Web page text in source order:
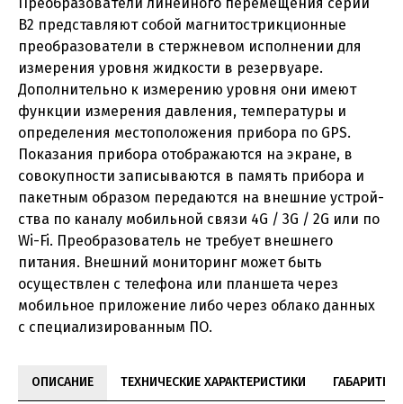
B2 представляют собой магнитострикционные
преобразователи в стержневом исполнении для
измерения уровня жидкости в резервуаре.
Дополнительно к измерению уровня они имеют
функции измерения давления, температуры и
определения местоположения прибора по GPS.
Показания прибора отображаются на экране, в
совокупности записываются в память прибора и
пакетным образом передаются на внешние устрой-
ства по каналу мобильной связи 4G / 3G / 2G или по
Wi-Fi. Преобразователь не требует внешнего
питания. Внешний мониторинг может быть
осуществлен с телефона или планшета через
мобильное приложение либо через облако данных
с специализированным ПО.
ОПИСАНИЕ ТЕХНИЧЕСКИЕ ХАРАКТЕРИСТИКИ